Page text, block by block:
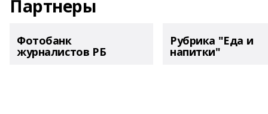
Партнеры
Фотобанк
журналистов РБ
Рубрика "Еда и
напитки"